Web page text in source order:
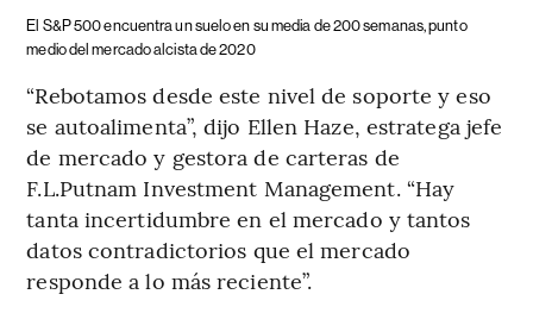
El S&P 500 encuentra un suelo en su media de 200 semanas, punto
medio del mercado alcista de 2020
“Rebotamos desde este nivel de soporte y eso
se autoalimenta”, dijo Ellen Haze, estratega jefe
de mercado y gestora de carteras de
F.L.Putnam Investment Management. “Hay
tanta incertidumbre en el mercado y tantos
datos contradictorios que el mercado
responde a lo más reciente”.